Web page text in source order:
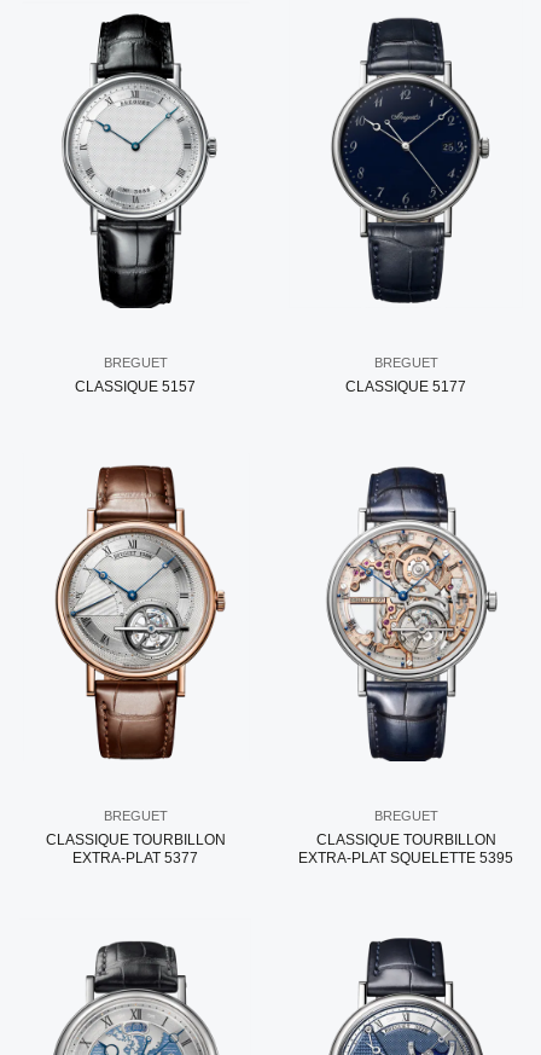
BREGUET
CLASSIQUE 5157
BREGUET
CLASSIQUE 5177
BREGUET
CLASSIQUE TOURBILLON
EXTRA-PLAT 5377
BREGUET
CLASSIQUE TOURBILLON
EXTRA-PLAT SQUELETTE 5395